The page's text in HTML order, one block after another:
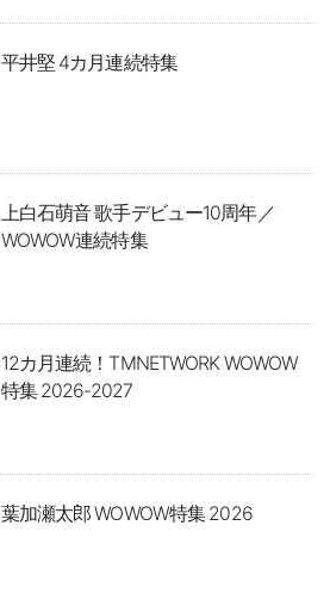
平井堅 4カ月連続特集
上白石萌音 歌手デビュー10周年／
WOWOW連続特集
12カ月連続！TMNETWORK WOWOW
特集 2026-2027
葉加瀬太郎 WOWOW特集 2026